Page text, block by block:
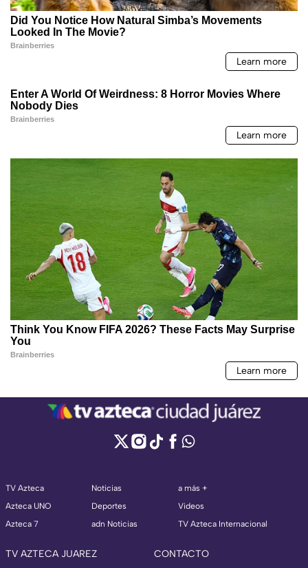
TV Azteca
Azteca UNO
Azteca 7
Noticias
Deportes
adn Noticias
a más +
Videos
TV Azteca Internacional
TV AZTECA JUAREZ CONTACTO